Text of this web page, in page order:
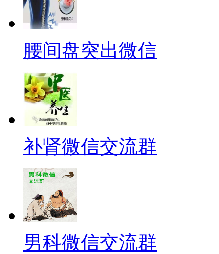
腰间盘突出微信
补肾微信交流群
男科微信交流群